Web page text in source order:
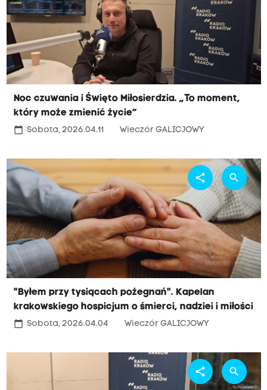
Noc czuwania i Święto Miłosierdzia. „To moment,
który może zmienić życie”
calendar_today Sobota, 2026.04.11 Wieczór GALICJOWY
"Byłem przy tysiącach pożegnań". Kapelan
krakowskiego hospicjum o śmierci, nadziei i miłości
calendar_today Sobota, 2026.04.04 Wieczór GALICJOWY
share search
share search